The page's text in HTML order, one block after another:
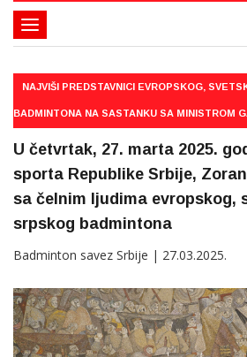
Toggle
navigation
NAJVIŠI PREDSTAVNICI EVROPSKOG,
BADMINTONA NA SASTANKU SA MINISTROM
U četvrtak, 27. marta 2025.
sporta Republike Srbije,
sa čelnim ljudima evropskog,
srpskog badmintona
Badminton savez Srbije | 27.03.2025.